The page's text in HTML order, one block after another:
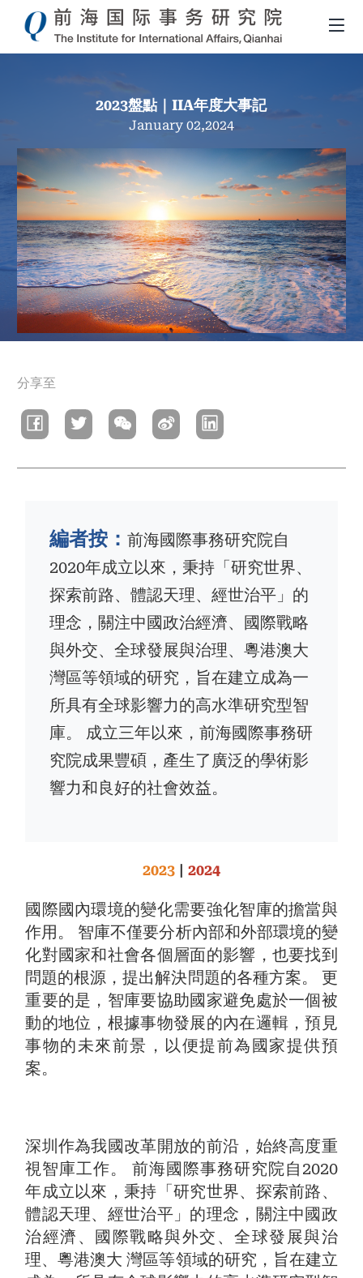
2023盤點｜IIA年度大事記
January 02,2024
航
連
結
分享至
編者按：前海國際事務研究院自
2020年成立以來，秉持「研究世界、
探索前路、體認天理、經世治平」的
理念，關注中國政治經濟、國際戰略
與外交、全球發展與治理、粵港澳大
灣區等領域的研究，旨在建立成為一
所具有全球影響力的高水準研究型智
庫。 成立三年以來，前海國際事務研
究院成果豐碩，產生了廣泛的學術影
響力和良好的社會效益。
2023 | 2024
國際國內環境的變化需要強化智庫的擔當與
作用。 智庫不僅要分析內部和外部環境的變
化對國家和社會各個層面的影響，也要找到
問題的根源，提出解決問題的各種方案。 更
重要的是，智庫要協助國家避免處於一個被
動的地位，根據事物發展的內在邏輯，預見
事物的未來前景，以便提前為國家提供預
案。
深圳作為我國改革開放的前沿，始終高度重
視智庫工作。 前海國際事務研究院自2020
年成立以來，秉持「研究世界、探索前路、
體認天理、經世治平」的理念，關注中國政
治經濟、國際戰略與外交、全球發展與治
理、粵港澳大 灣區等領域的研究，旨在建立